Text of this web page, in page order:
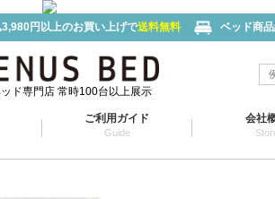
円以上のお買い上げで送料無料 ベッド商
ド専門店 常時100台以上展示
ご利用ガイド
Guide
会社